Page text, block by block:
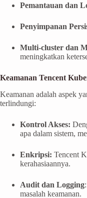
Pemantauan dan
Penyimpanan
Multi-cluster dan
meningkatkan
Keamanan Tencent
Keamanan adalah aspek
terlindungi:
Kontrol Akses:
apa dalam sistem,
Enkripsi: Tencent
kerahasiaannya.
Audit dan Logging:
masalah keamanan.